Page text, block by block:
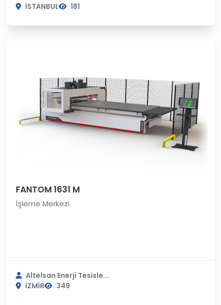
İSTANBUL
181
FANTOM 1631 M
İşleme Merkezi
Altelsan Enerji Tesisle...
İZMİR
349